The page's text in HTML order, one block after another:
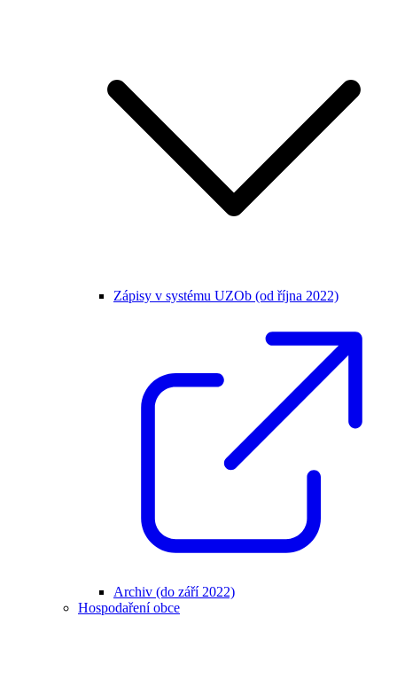
Zápisy v systému UZOb (od října 2022)
Archiv (do září 2022)
Hospodaření obce